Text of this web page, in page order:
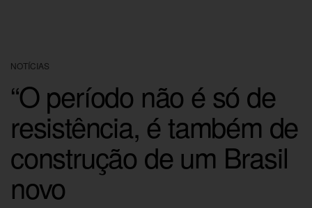
NOTÍCIAS
“O período não é só de
resistência, é também de
construção de um Brasil
novo